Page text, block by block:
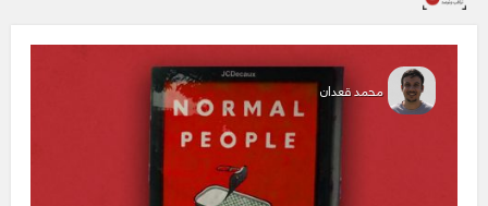
محمد قعدان